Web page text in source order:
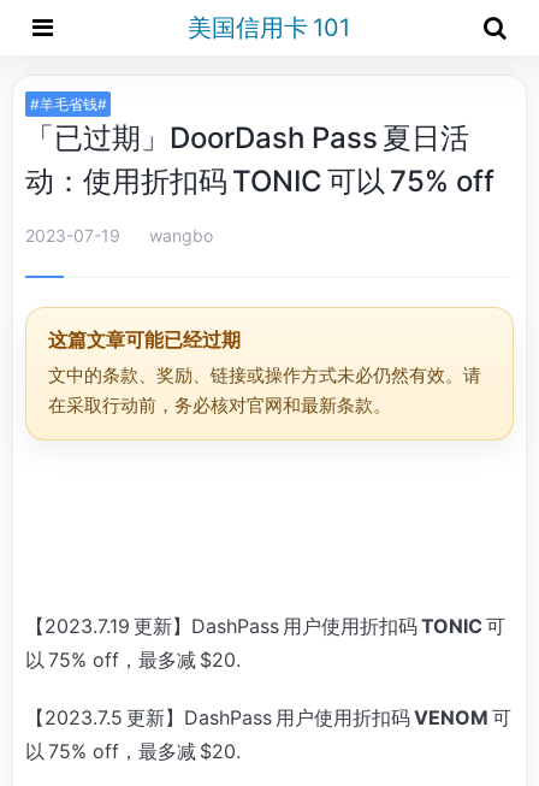
美国信用卡 101
#羊毛省钱#
「已过期」DoorDash Pass 夏日活
动：使用折扣码 TONIC 可以 75% off
2023-07-19 wangbo
这篇文章可能已经过期
文中的条款、奖励、链接或操作方式未必仍然有效。请
在采取行动前，务必核对官网和最新条款。
【2023.7.19 更新】DashPass 用户使用折扣码TONIC 可
以 75% off，最多减 $20.
【2023.7.5 更新】DashPass 用户使用折扣码VENOM 可
以 75% off，最多减 $20.